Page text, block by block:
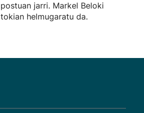
postuan jarri. Markel Beloki
tokian helmugaratu da.